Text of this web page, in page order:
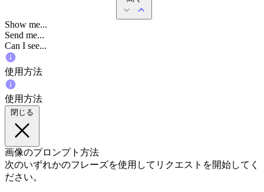
Show me...
Send me...
Can I see...
使用方法
使用方法
閉じる
画像のプロンプト方法
次のいずれかのフレーズを使用してリクエストを開始してく
ださい。